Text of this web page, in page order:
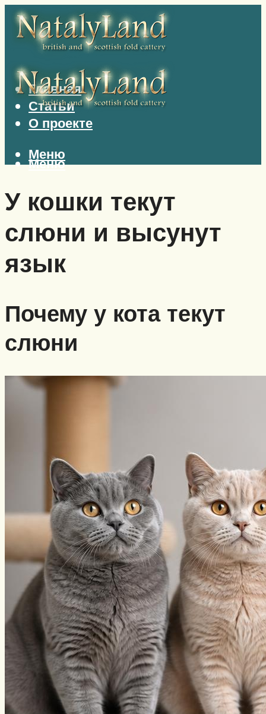
Главная
Статьи
О проекте
Меню
Меню
У кошки текут
слюни и высунут
язык
Почему у кота текут
слюни